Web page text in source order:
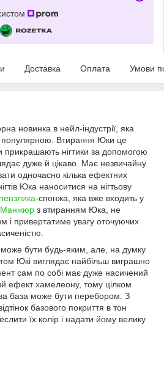
Доставка Оплата Умови
новинка в нейл-індустрії, яка
популярною. Втирання Юки це
прикрашають нігтики за допомогою
дуже й цікаво. Має незвичайну
одночасно кілька ефектних
Юка наноситися на нігтьову
пензлика-спонжа, яка вже входить у
Манікюр з втиранням Юка, не
і привертатиме увагу оточуючих
може бути будь-яким, але, на думку
Юкі виглядає найбільш виграшно
сам по собі має дуже насичений
ефект хамелеону, тому цілком
база може бути перебором. З
базового покриття в тон
їх колір і надати йому велику